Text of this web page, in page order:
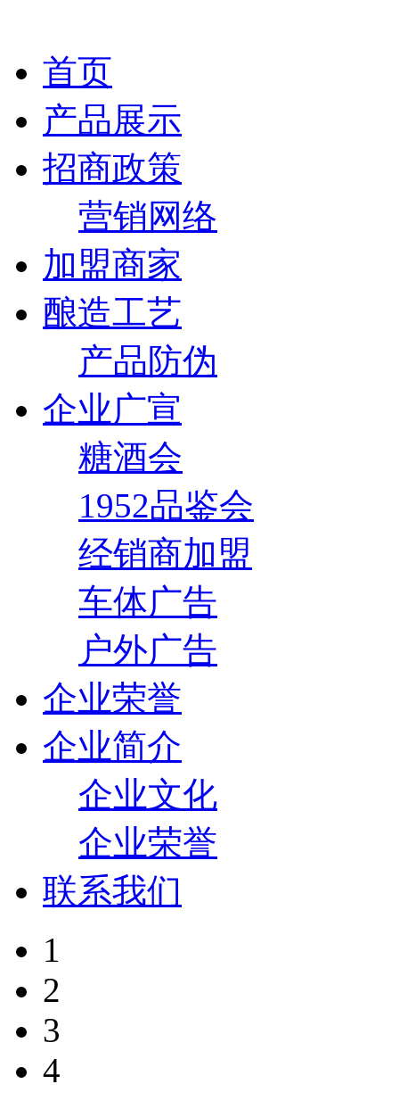
首页
产品展示
招商政策
营销网络
加盟商家
酿造工艺
产品防伪
企业广宣
糖酒会
1952品鉴会
经销商加盟
车体广告
户外广告
企业荣誉
企业简介
企业文化
企业荣誉
联系我们
1
2
3
4